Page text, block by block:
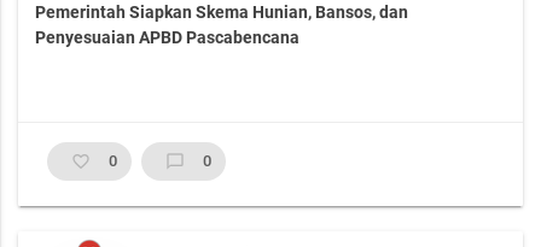
Pemerintah Siapkan Skema Hunian, Bansos, dan
Penyesuaian APBD Pascabencana
favorite_border 0 chat_bubble_outline 0